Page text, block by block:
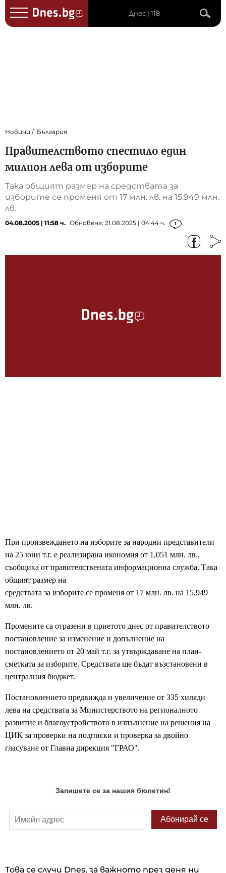
Днес | 118
Новини България
Правителството спестило един
милион лева от изборите
Така общият размер на средствата за
изборите се променя от 17 млн. лв. на 15.949 млн.
лв.
04.08.2005 | 11:58 ч. Обновена: 21.08.2025 | 04:44 ч. 1
При произвеждането на изборите за народни представители
на 25 юни т.г. е реализирана икономия от 1,051 млн. лв.,
съобщиха от правителствената информационна служба. Така
общият размер на
средствата за изборите се променя от 17 млн. лв. на 15.949
млн. лв.
Промените са отразени в приетото днес от правителството
постановление за изменение и допълнение на
постановлението от 20 май т.г. за утвърждаване на план-
сметката за изборите. Средствата ще бъдат възстановени в
централния бюджет.
Постановлението предвижда и увеличение от 335 хиляди
лева на средствата за Министерството на регионалното
развитие и благоустройството в изпълнение на решения на
ЦИК за проверки на подписки и проверка за двойно
гласуване от Главна дирекция "ГРАО".
Това се случи Dnes, за важното през деня ни